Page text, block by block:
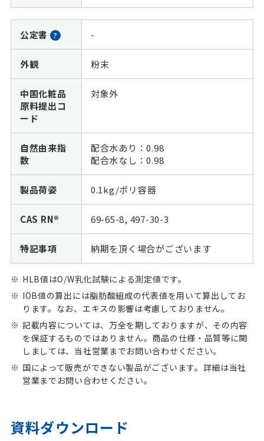
公定書 ? -
外観 粉末
中国化粧品
原料提出コ
ード
対象外
自然由来指
数
配合水あり：0.98
配合水なし：0.98
製品荷姿 0.1kg/ポリ容器
CAS RN® 69-65-8, 497-30-3
特記事項 納期を頂く場合がございます
HLB値はO/W乳化試験による測定値です。
IOB値の算出には脂肪酸組成の代表値を用いて算出してお
ります。なお、エキスの影響は考慮しておりません。
記載内容については、万全を期しておりますが、その内容
を保証するものではありません。商品の仕様・品質等に関
しましては、当社営業までお問い合わせください。
国によって販売ができない製品がございます。詳細は当社
営業までお問い合わせください。
資料ダウンロード